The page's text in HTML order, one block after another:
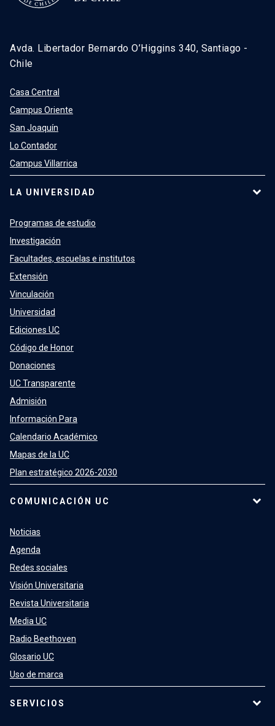
Avda. Libertador Bernardo O’Higgins 340, Santiago -
Chile
Casa Central
Campus Oriente
San Joaquín
Lo Contador
Campus Villarrica
LA UNIVERSIDAD
Programas de estudio
Investigación
Facultades, escuelas e institutos
Extensión
Vinculación
Universidad
Ediciones UC
Código de Honor
Donaciones
UC Transparente
Admisión
Información Para
Calendario Académico
Mapas de la UC
Plan estratégico 2026-2030
COMUNICACIÓN UC
Noticias
Agenda
Redes sociales
Visión Universitaria
Revista Universitaria
Media UC
Radio Beethoven
Glosario UC
Uso de marca
SERVICIOS